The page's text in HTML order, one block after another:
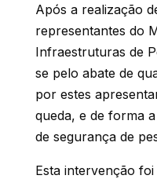
Após a realização
representantes do
Infraestruturas de
se pelo abate de
por estes
queda, e de forma
de segurança de
Esta intervenção